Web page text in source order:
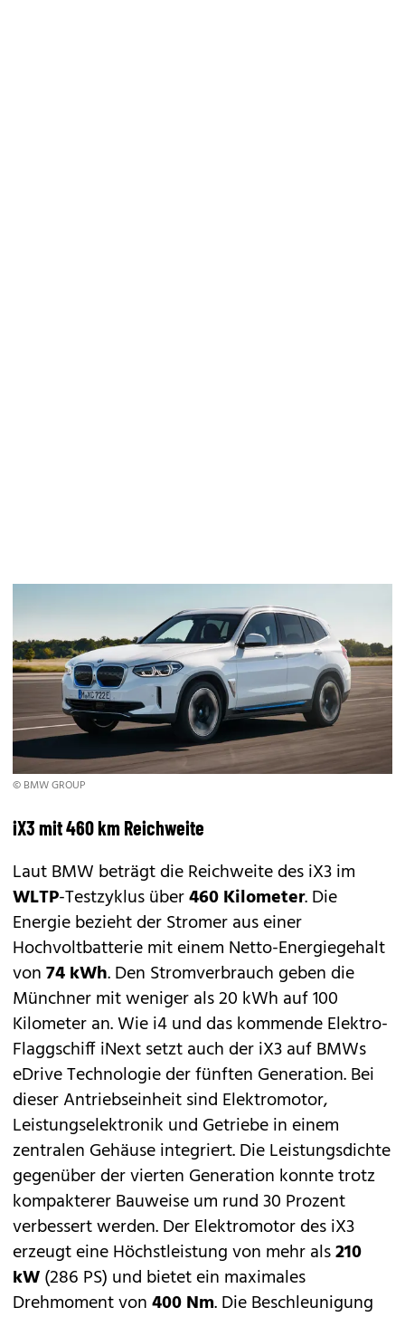
© BMW GROUP
iX3 mit 460 km Reichweite
Laut BMW beträgt die Reichweite des iX3 im
WLTP-Testzyklus über460 Kilometer. Die
Energie bezieht der Stromer aus einer
Hochvoltbatterie mit einem Netto-Energiegehalt
von74 kWh. Den Stromverbrauch geben die
Münchner mit weniger als 20 kWh auf 100
Kilometer an. Wie i4 und das kommende Elektro-
FlaggschiffiNextsetzt auch der iX3 auf BMWs
eDrive Technologie der fünften Generation. Bei
dieser Antriebseinheit sind Elektromotor,
Leistungselektronik und Getriebe in einem
zentralen Gehäuse integriert. Die Leistungsdichte
gegenüber der vierten Generation konnte trotz
kompakterer Bauweise um rund 30 Prozent
verbessert werden. Der Elektromotor des iX3
erzeugt eine Höchstleistung von mehr als210
kW(286 PS) und bietet ein maximales
Drehmoment von400 Nm. Die Beschleunigung